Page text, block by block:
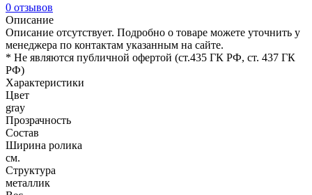
0 отзывов
Описание
Описание отсутствует. Подробно о товаре можете уточнить у
менеджера по контактам указанным на сайте.
* Не являются публичной офертой (ст.435 ГК РФ, cт. 437 ГК
РФ)
Характеристики
Цвет
gray
Прозрачность
Состав
Ширина ролика
см.
Структура
металлик